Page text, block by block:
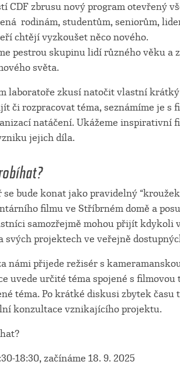
CDF zbrusu nový program otevřený
rodinám, studentům, seniorům,
chtějí vyzkoušet něco nového.
pestrou skupinu lidí různého věku a
světa.
laboratoře zkusí natočit vlastní
či rozpracovat téma, seznámíme je s
natáčení. Ukážeme inspirativní
jejich díla.
bude konat jako pravidelný
filmu ve Stříbrném domě a
samozřejmě mohou přijít kdykoli
svých projektech ve veřejně
námi přijede režisér s
uvede určité téma spojené s
téma. Po krátké diskusi zbytek
konzultace vznikajícího projektu.
18:30, začínáme 18. 9. 2025